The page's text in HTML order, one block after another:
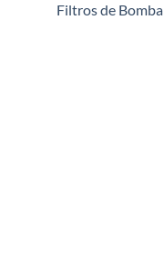
Filtros de